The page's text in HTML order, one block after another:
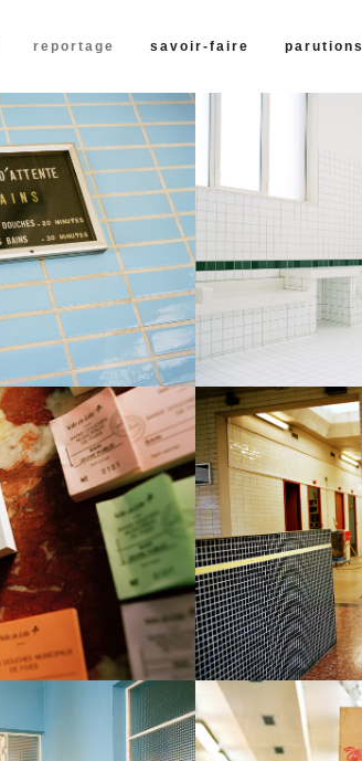
reportage savoir-faire parutions